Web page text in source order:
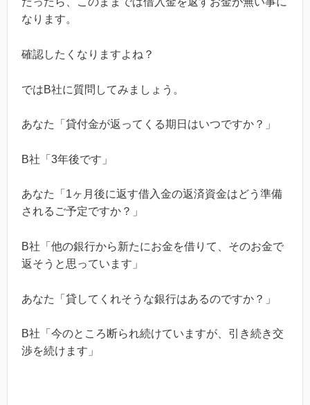
なります。
確認したくなりますよね？
ではB社に質問してみましょう。
あなた「貸付金が返ってくる期日はいつですか？」
B社「 3年後です」
あなた「1ヶ月後に返す借入金の返済資金はどう準備
されるご予定ですか？」
B社「他の銀行から新たにお金を借りて、そのお金で
返そうと思っています」
あなた「貸してくれそうな銀行はあるのですか？」
B社「今のところ断られ続けていますが、引き続き交
渉を続けます」